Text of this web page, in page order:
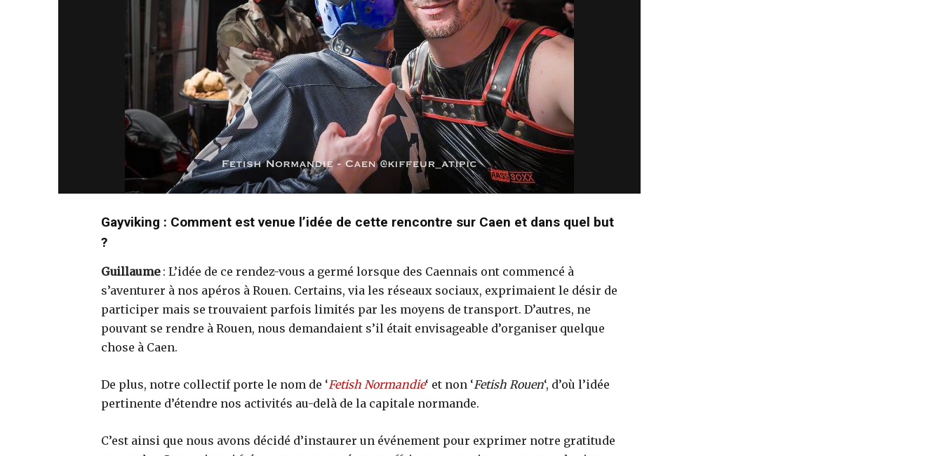
Gayviking : Comment est venue l’idée de cette rencontre sur Caen et dans quel but
?
Guillaume: L’idée de ce rendez-vous a germé lorsque des Caennais ont commencé à
s’aventurer à nos apéros à Rouen. Certains, via les réseaux sociaux, exprimaient le désir de
participer mais se trouvaient parfois limités par les moyens de transport. D’autres, ne
pouvant se rendre à Rouen, nous demandaient s’il était envisageable d’organiser quelque
chose à Caen.
De plus, notre collectif porte le nom de ‘Fetish Normandie‘ et non ‘Fetish Rouen‘, d’où l’idée
pertinente d’étendre nos activités au-delà de la capitale normande.
C’est ainsi que nous avons décidé d’instaurer un événement pour exprimer notre gratitude